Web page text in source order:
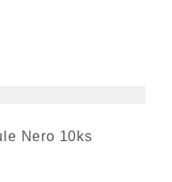
Nero 10ks